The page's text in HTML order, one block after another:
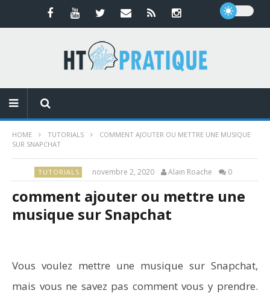
HOME TUTORIALS
COMMENT AJOUTER OU METTRE UNE MUSIQUE
SUR SNAPCHAT
TUTORIALS novembre 2, 2020 Alain Roache 0
comment ajouter ou mettre une
musique sur Snapchat
Vous voulez mettre une musique sur Snapchat,
mais vous ne savez pas comment vous y prendre.